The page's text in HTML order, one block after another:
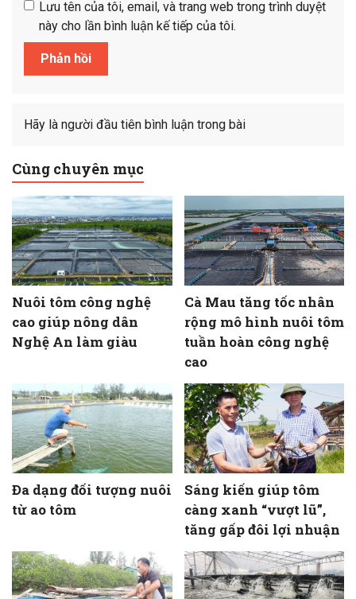
Lưu tên của tôi, email, và trang web trong trình duyệt
này cho lần bình luận kế tiếp của tôi.
Hãy là người đầu tiên bình luận trong bài
Cùng chuyên mục
Nuôi tôm công nghệ
cao giúp nông dân
Nghệ An làm giàu
Cà Mau tăng tốc nhân
rộng mô hình nuôi tôm
tuần hoàn công nghệ
cao
Đa dạng đối tượng nuôi
từ ao tôm
Sáng kiến giúp tôm
càng xanh “vượt lũ”,
tăng gấp đôi lợi nhuận